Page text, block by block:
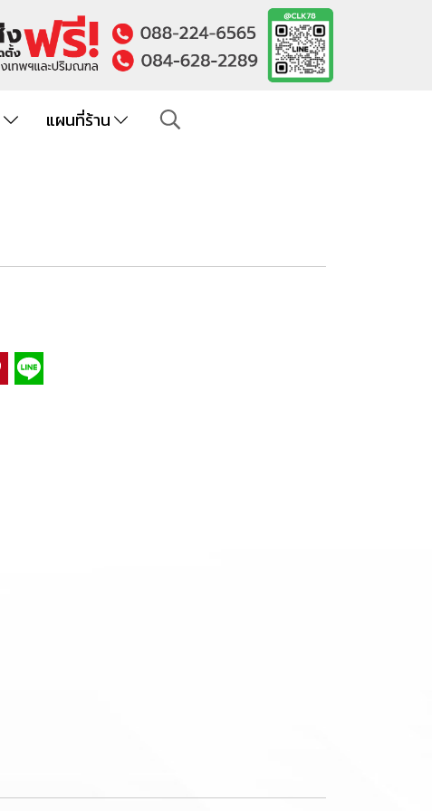
แผนที่ร้าน